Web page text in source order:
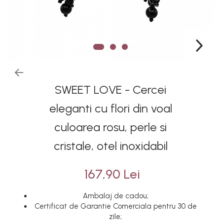
SWEET LOVE - Cercei
eleganti cu flori din voal
culoarea rosu, perle si
cristale, otel inoxidabil
167,90 Lei
Ambalaj de cadou;
Certificat de Garantie Comerciala pentru 30 de
zile;